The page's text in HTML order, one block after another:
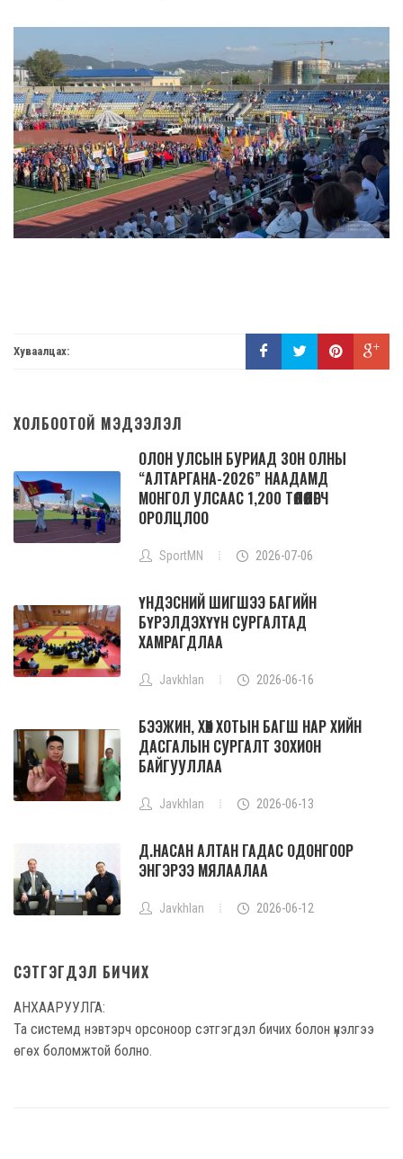
Хуваалцах:
ХОЛБООТОЙ МЭДЭЭЛЭЛ
ОЛОН УЛСЫН БУРИАД ЗОН ОЛНЫ
“АЛТАРГАНА-2026” НААДАМД
МОНГОЛ УЛСААС 1,200 ТӨЛӨӨЛӨГЧ
ОРОЛЦЛОО
SportMN 2026-07-06
ҮНДЭСНИЙ ШИГШЭЭ БАГИЙН
БҮРЭЛДЭХҮҮН СУРГАЛТАД
ХАМРАГДЛАА
Javkhlan 2026-06-16
БЭЭЖИН, ХӨХ ХОТЫН БАГШ НАР ХИЙН
ДАСГАЛЫН СУРГАЛТ ЗОХИОН
БАЙГУУЛЛАА
Javkhlan 2026-06-13
Д.НАСАН АЛТАН ГАДАС ОДОНГООР
ЭНГЭРЭЭ МЯЛААЛАА
Javkhlan 2026-06-12
СЭТГЭГДЭЛ БИЧИХ
АНХААРУУЛГА:
Та системд нэвтэрч орсоноор сэтгэгдэл бичих болон үнэлгээ
өгөх боломжтой болно.